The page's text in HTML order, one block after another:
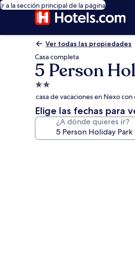
Ir a la sección principal de la página
Ver todas las propiedades
Casa completa
5 Person
Propiedad
de
2.0
estrellas
casa de vacaciones en Nexo con
Elige las fechas para
¿A dónde quieres ir?